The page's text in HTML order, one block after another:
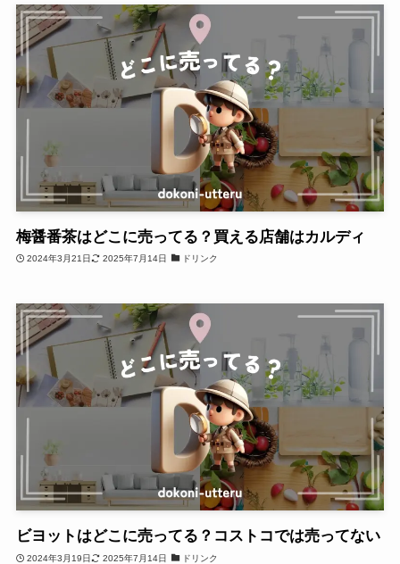
梅醤番茶はどこに売ってる？買える店舗はカルディ
2024年3月21日 2025年7月14日 ドリンク
ビヨットはどこに売ってる？コストコでは売ってない
2024年3月19日 2025年7月14日 ドリンク